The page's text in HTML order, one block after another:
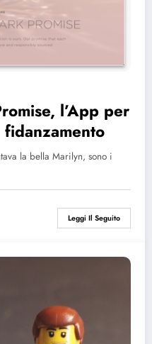
l’App per
la bella Marilyn, sono i
Leggi Il Seguito